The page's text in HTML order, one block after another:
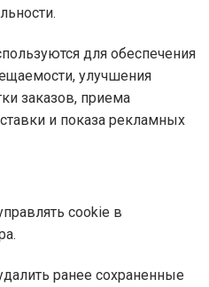
для обеспечения
улучшения
заказов, приема
и показа рекламных
cookie в
ранее сохраненные